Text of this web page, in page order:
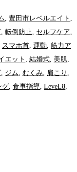
豊田市レベルエイト
転倒防止 セルフケア
スマホ首 運動 筋力ア
エット 結婚式 美肌
ジム むくみ 肩こり
グ 食事指導 LeveL8